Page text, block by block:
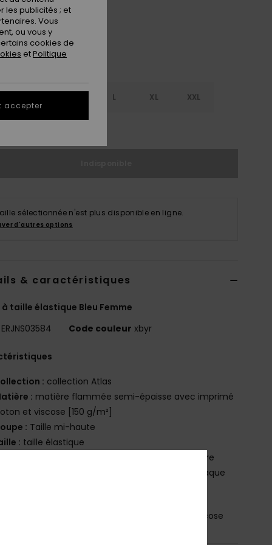
L XL XXL
sélectionnée n'est plus disponible en ligne.
d'autres options
& caractéristiques
taille élastique Bleu Femme
ERJNS03584 Code couleur xbyr
: collection Atlas
: matière flammée semi-épaisse avec imprimé
et viscose [150 g/m²]
: Taille mi-haute
: taille élastique
pas de système fermeture
En raison de la technique d'impression utilisée, chaque
[Matière principale] 60% coton, 40% viscose
les publicités ; et
Vous
ou vous y
cookies de
etPolitique
accepter